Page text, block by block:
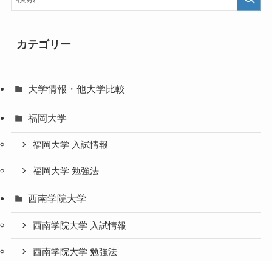
カテゴリー
大学情報・他大学比較
福岡大学
福岡大学 入試情報
福岡大学 勉強法
西南学院大学
西南学院大学 入試情報
西南学院大学 勉強法